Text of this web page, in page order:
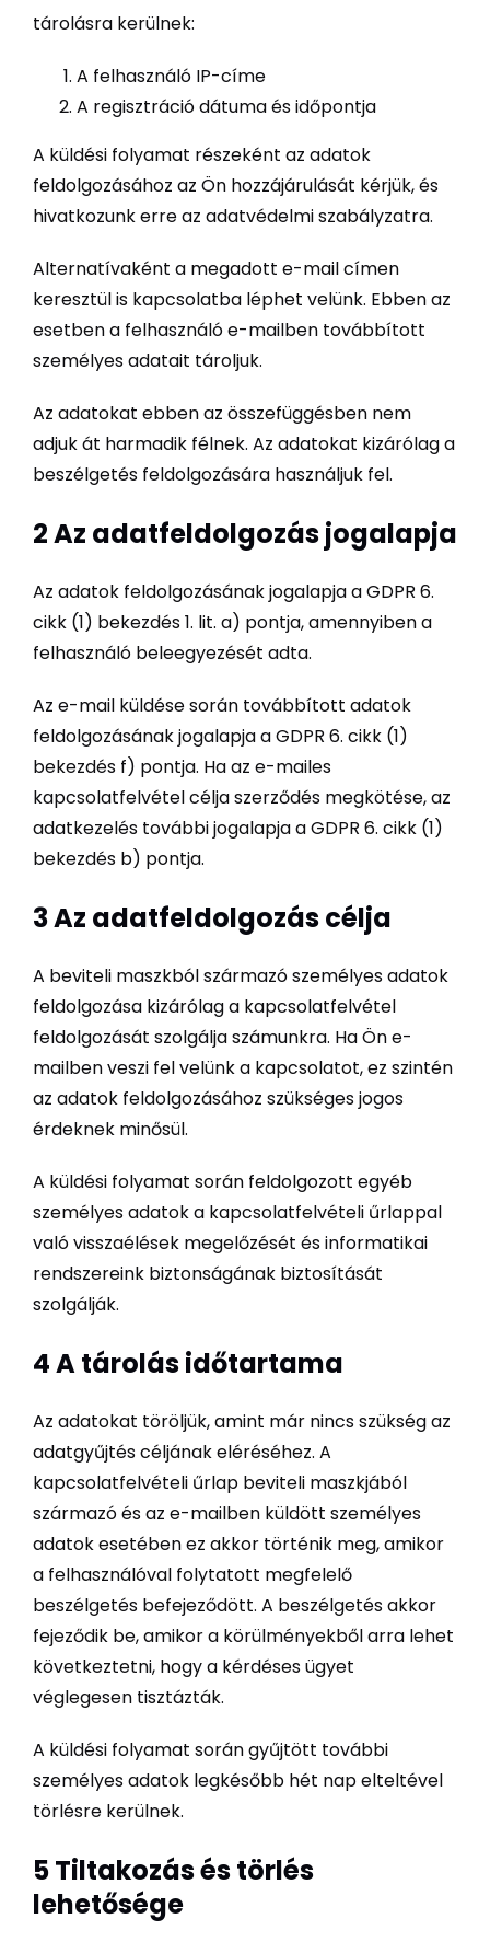
tárolásra kerülnek:
A felhasználó IP-címe
A regisztráció dátuma és időpontja
A küldési folyamat részeként az adatok
feldolgozásához az Ön hozzájárulását kérjük, és
hivatkozunk erre az adatvédelmi szabályzatra.
Alternatívaként a megadott e-mail címen
keresztül is kapcsolatba léphet velünk. Ebben az
esetben a felhasználó e-mailben továbbított
személyes adatait tároljuk.
Az adatokat ebben az összefüggésben nem
adjuk át harmadik félnek. Az adatokat kizárólag a
beszélgetés feldolgozására használjuk fel.
2 Az adatfeldolgozás jogalapja
Az adatok feldolgozásának jogalapja a GDPR 6.
cikk (1) bekezdés 1. lit. a) pontja, amennyiben a
felhasználó beleegyezését adta.
Az e-mail küldése során továbbított adatok
feldolgozásának jogalapja a GDPR 6. cikk (1)
bekezdés f) pontja. Ha az e-mailes
kapcsolatfelvétel célja szerződés megkötése, az
adatkezelés további jogalapja a GDPR 6. cikk (1)
bekezdés b) pontja.
3 Az adatfeldolgozás célja
A beviteli maszkból származó személyes adatok
feldolgozása kizárólag a kapcsolatfelvétel
feldolgozását szolgálja számunkra. Ha Ön e-
mailben veszi fel velünk a kapcsolatot, ez szintén
az adatok feldolgozásához szükséges jogos
érdeknek minősül.
A küldési folyamat során feldolgozott egyéb
személyes adatok a kapcsolatfelvételi űrlappal
való visszaélések megelőzését és informatikai
rendszereink biztonságának biztosítását
szolgálják.
4 A tárolás időtartama
Az adatokat töröljük, amint már nincs szükség az
adatgyűjtés céljának eléréséhez. A
kapcsolatfelvételi űrlap beviteli maszkjából
származó és az e-mailben küldött személyes
adatok esetében ez akkor történik meg, amikor
a felhasználóval folytatott megfelelő
beszélgetés befejeződött. A beszélgetés akkor
fejeződik be, amikor a körülményekből arra lehet
következtetni, hogy a kérdéses ügyet
véglegesen tisztázták.
A küldési folyamat során gyűjtött további
személyes adatok legkésőbb hét nap elteltével
törlésre kerülnek.
5 Tiltakozás és törlés
lehetősége